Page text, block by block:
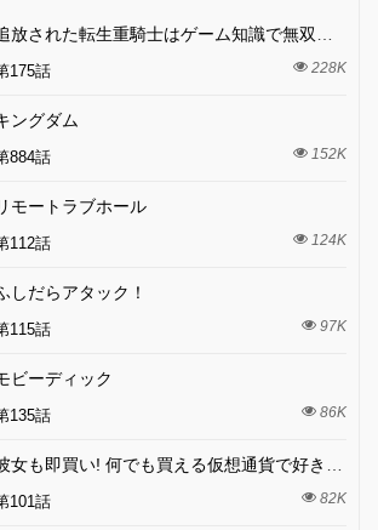
追放された転生重騎士はゲーム知識で無双する
175話 228K
ングダム
884話 152K
モートラブホール
112話 124K
しだらアタック！
115話 97K
ビーディック
135話 86K
彼女も即買い! 何でも買える仮想通貨で好き放題
101話 82K